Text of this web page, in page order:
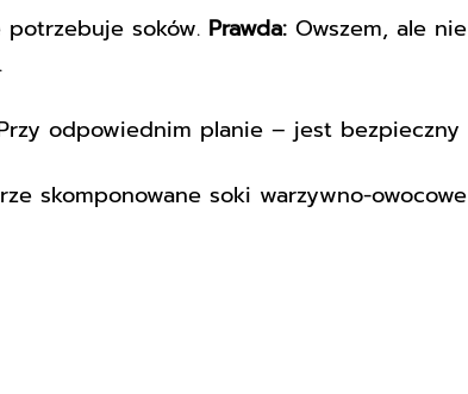
soków. Prawda:Owszem, ale
odpowiednim planie – jest bezpieczny
skomponowane soki warzywno-